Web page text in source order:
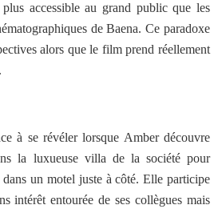
accessible au grand public que les
de Baena. Ce paradoxe
alors que le film prend réellement
à se révéler lorsque Amber découvre
la luxueuse villa de la société pour
un motel juste à côté. Elle participe
intérêt entourée de ses collègues mais